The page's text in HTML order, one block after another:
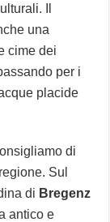
Il
una
cime dei
per i
placide
di
Sul
di Bregenz
antico e